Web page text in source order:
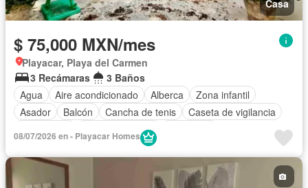
Casa
$ 75,000 MXN/mes
Playacar, Playa del Carmen
3 Recámaras
3 Baños
Agua
Aire acondicionado Alberca
Zona infantil
Asador
Balcón Cancha de tenis
Caseta de vigilancia
Estacionamiento
Televisión por cable
Zonas verdes
Permite mascotas
Completamente amueblado
08/07/2026 en - Playacar Homes